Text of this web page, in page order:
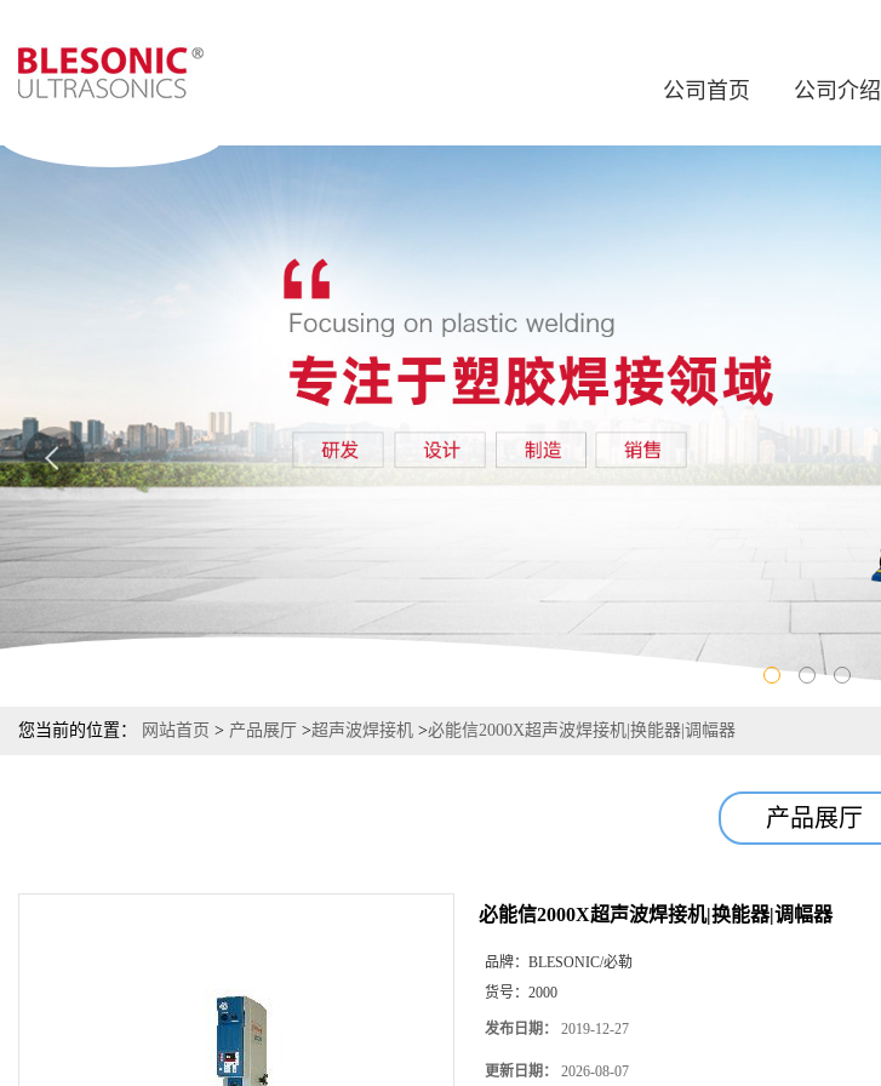
公司首页 公司介绍
您当前的位置： 网站首页 > 产品展厅 >超声波焊接机 >必能信2000X超声波焊接机|换能器|调幅器
产品展厅
必能信2000X超声波焊接机|换能器|调幅器
品牌： BLESONIC/必勒
货号： 2000
发布日期： 2019-12-27
更新日期： 2026-08-07